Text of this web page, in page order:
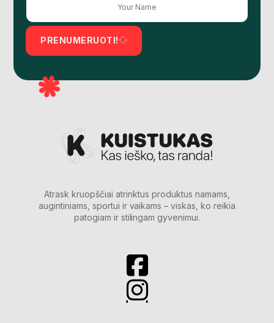
PRENUMERUOTI!
Atrask kruopščiai atrinktus produktus namams,
augintiniams, sportui ir vaikams – viskas, ko reikia
patogiam ir stilingam gyvenimui.